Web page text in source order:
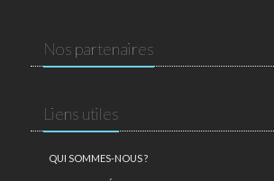
Nos partenaires
Liens utiles
QUI SOMMES-NOUS ?